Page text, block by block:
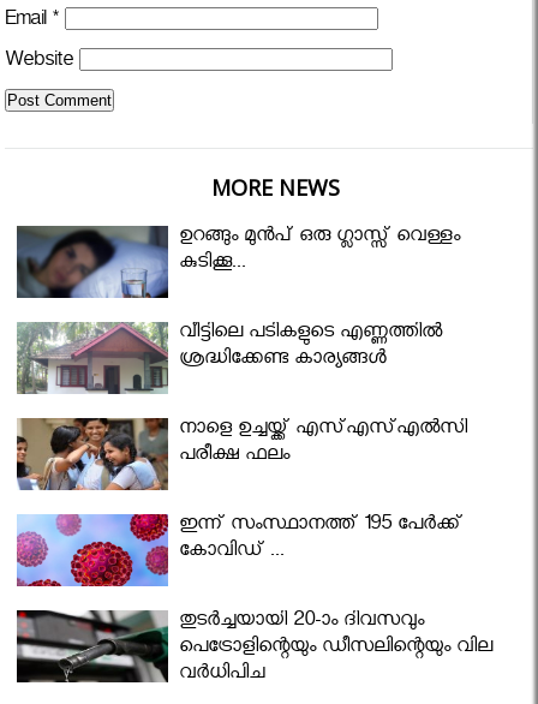
Email *
Website
MORE NEWS
ഉറങ്ങും മുന്‍പ് ഒരു ഗ്ലാസ്സ് വെള്ളം
കുടിക്കൂ...
വീട്ടിലെ പടികളുടെ എണ്ണത്തിൽ
ശ്രദ്ധിക്കേണ്ട കാര്യങ്ങൾ
നാളെ ഉച്ചയ്ക്ക് എസ്എസ്എല്‍സി
പരീക്ഷ ഫലം
ഇന്ന് സംസ്ഥാനത്ത് 195 പേര്‍ക്ക്
കോവിഡ് ...
തുടർച്ചയായി 20-ാം ദിവസവും
പെട്രോളിന്റെയും ഡീസലിന്റെയും വില
വര്‍ധിപ്പിച്ചു